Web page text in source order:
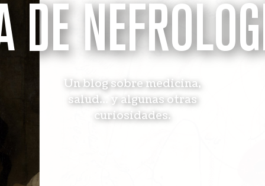
DE
Un blog sobre medicina,
salud... y algunas otras
curiosidades.